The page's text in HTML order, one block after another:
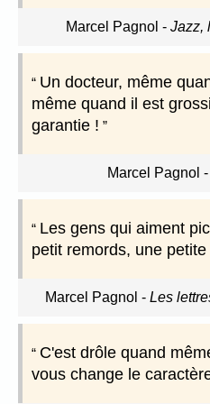
Marcel Pagnol - Jazz,
Un docteur, même
même quand il est
garantie !
Marcel Pagnol -
Les gens qui aiment
petit remords, une petite
Marcel Pagnol - Les
C'est drôle quand
vous change le